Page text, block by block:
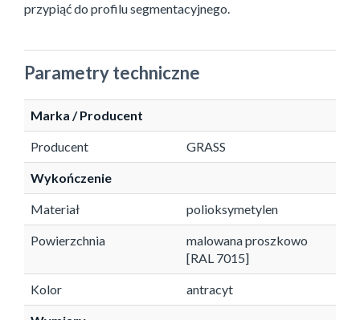
przypiąć do profilu segmentacyjnego.
Parametry techniczne
Marka / Producent
Producent GRASS
Wykończenie
Materiał polioksymetylen
Powierzchnia
malowana proszkowo
[RAL 7015]
Kolor antracyt